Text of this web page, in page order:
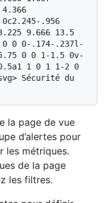
.956
9.666 13.5
0 0 0-.174-.237l-
0 0 1-1.5 0v-
1 0 1 1-2 0
Sécurité du
la page de vue
d’alertes pour
les métriques.
de la page
les filtres.